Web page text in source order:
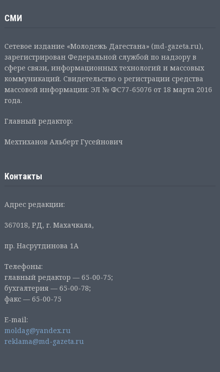
СМИ
Сетевое издание «Молодежь Дагестана» (md-gazeta.ru),
зарегистрирован Федеральной службой по надзору в
сфере связи, информационных технологий и массовых
коммуникаций. Свидетельство о регистрации средства
массовой информации: ЭЛ № ФС77-65076 от 18 марта 2016
года.
Главный редактор:
Мехтиханов Альберт Гусейнович
Контакты
Адрес редакции:
367018, РД, г. Махачкала,
пр. Насрутдинова 1А
Телефоны:
главный редактор — 65-00-75;
бухгалтерия — 65-00-78;
факс — 65-00-75
E-mail:
moldag@yandex.ru
reklama@md-gazeta.ru